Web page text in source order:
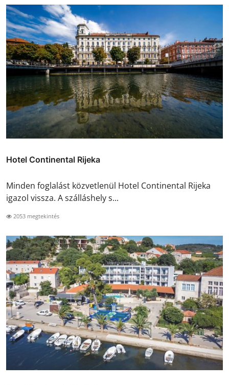
Hotel Continental Rijeka
Minden foglalást közvetlenül Hotel Continental Rijeka
igazol vissza. A szálláshely s...
2053 megtekintés